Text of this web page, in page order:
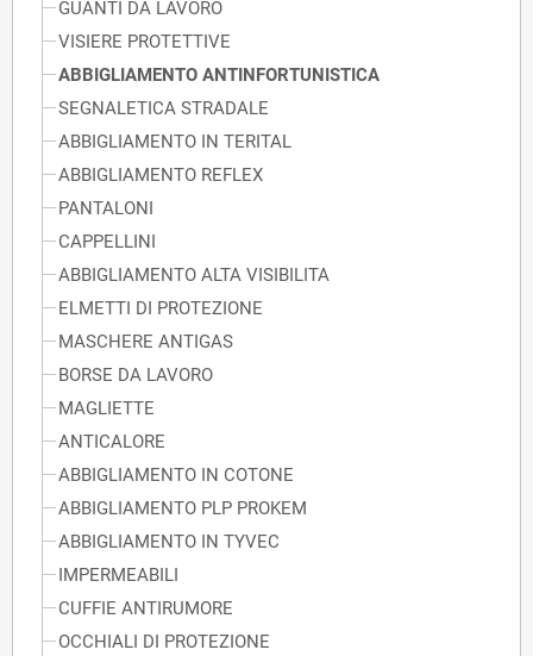
GUANTI DA LAVORO
VISIERE PROTETTIVE
ABBIGLIAMENTO ANTINFORTUNISTICA
SEGNALETICA STRADALE
ABBIGLIAMENTO IN TERITAL
ABBIGLIAMENTO REFLEX
PANTALONI
CAPPELLINI
ABBIGLIAMENTO ALTA VISIBILITA
ELMETTI DI PROTEZIONE
MASCHERE ANTIGAS
BORSE DA LAVORO
MAGLIETTE
ANTICALORE
ABBIGLIAMENTO IN COTONE
ABBIGLIAMENTO PLP PROKEM
ABBIGLIAMENTO IN TYVEC
IMPERMEABILI
CUFFIE ANTIRUMORE
OCCHIALI DI PROTEZIONE